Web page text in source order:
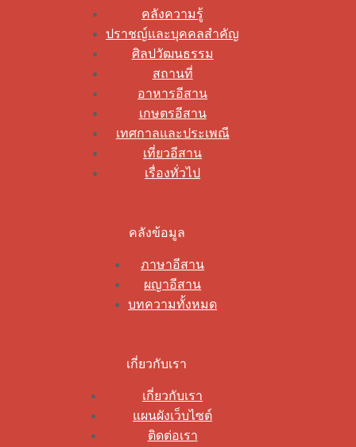
คลังความรู้
ปราชญ์และบุคคลสำคัญ
ศิลปวัฒนธรรม
สถานที่
อาหารอีสาน
เกษตรอีสาน
เทศกาลและประเพณี
เที่ยวอีสาน
เรื่องทั่วไป
คลังข้อมูล
ภาษาอีสาน
ผญาอีสาน
บทความทั้งหมด
เกี่ยวกับเรา
เกี่ยวกับเรา
แผนผังเว็บไซต์
ติดต่อเรา